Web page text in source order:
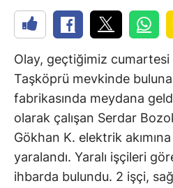
Olay, geçtiğimiz cumartesi
Taşköprü mevkinde
fabrikasında meydana
olarak çalışan Serdar
Gökhan K. elektrik
yaralandı. Yaralı işçileri
ihbarda bulundu. 2 işçi,